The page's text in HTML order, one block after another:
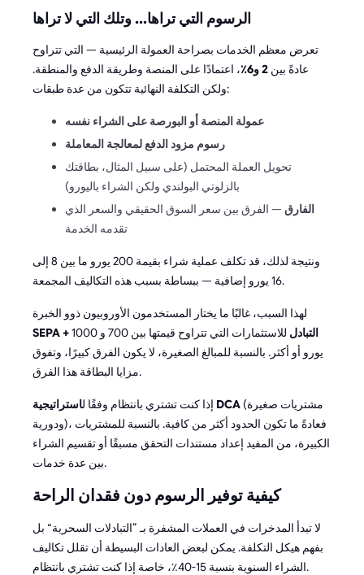
الرسوم التي تراها... وتلك التي لا تراها
تعرض معظم الخدمات بصراحة العمولة الرئيسية — التي تتراوح
عادةً بين 2 و6٪
، اعتمادًا على المنصة وطريقة الدفع والمنطقة.
ولكن التكلفة النهائية تتكون من عدة طبقات:
عمولة المنصة أو البورصة على الشراء نفسه
رسوم مزود الدفع لمعالجة المعاملة
تحويل العملة المحتمل (على سبيل المثال، بطاقتك
بالزلوتي البولندي ولكن الشراء باليورو)
الفارق — الفرق بين سعر السوق الحقيقي والسعر الذي
تقدمه الخدمة
ونتيجة لذلك، قد تكلف عملية شراء بقيمة 200 يورو ما بين 8 إلى
16 يورو إضافية — ببساطة بسبب هذه التكاليف المجمعة.
لهذا السبب، غالبًا ما يختار المستخدمون الأوروبيون ذوو الخبرة
SEPA + التبادل
للاستثمارات التي تتراوح قيمتها بين 700 و 1000
يورو أو أكثر. بالنسبة للمبالغ الصغيرة، لا يكون الفرق كبيرًا، وتفوق
مزايا البطاقة هذا الفرق.
إذا كنت تشتري بانتظام وفقًا ل استراتيجية DCA (مشتريات صغيرة
ودورية)، فعادةً ما تكون الحدود أكثر من كافية. بالنسبة للمشتريات
الكبيرة، من المفيد إعداد مستندات التحقق مسبقًا أو تقسيم الشراء
بين عدة خدمات.
كيفية توفير الرسوم دون فقدان الراحة
لا تبدأ المدخرات في العملات المشفرة بـ ”التبادلات السحرية“ بل
بفهم هيكل التكلفة. يمكن لبعض العادات البسيطة أن تقلل تكاليف
الشراء السنوية بنسبة 15-40٪، خاصة إذا كنت تشتري بانتظام.